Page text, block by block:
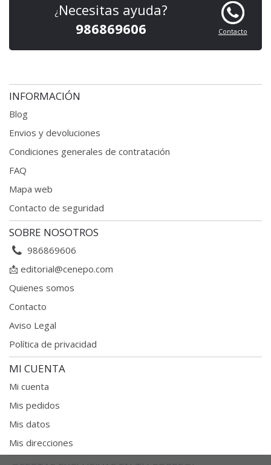
Contacto
¿ Necesitas ayuda?
986869606
INFORMACIÓN
Blog
Envios y devoluciones
Condiciones generales de contratación
FAQ
Mapa web
Contacto de seguridad
SOBRE NOSOTROS
986869606
📩 editorial@cenepo.com
Quienes somos
Contacto
Aviso Legal
Política de privacidad
MI CUENTA
Mi cuenta
Mis pedidos
Mis datos
Mis direcciones